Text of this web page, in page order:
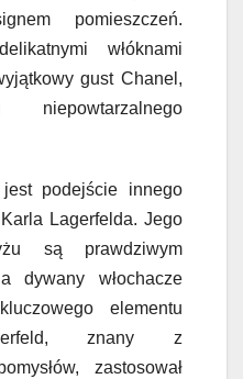
pomieszczeń.
włóknami
gust Chanel,
niepowtarzalnego
podejście innego
Lagerfelda. Jego
są prawdziwym
dywany włochacze
elementu
znany z
zastosował